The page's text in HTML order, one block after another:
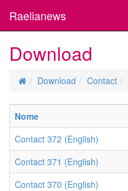
Raelianews
Download
Download Contact
Nome
Contact 372 (English)
Contact 371 (English)
Contact 370 (English)